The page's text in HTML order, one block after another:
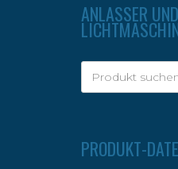
ANLASSER UND
PRODUKT-